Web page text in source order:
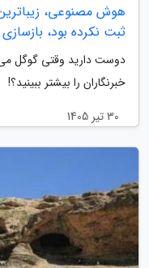
هوش مصنوعی،
ثبت نکرده بود،
دوست دارید وقتی گوگل
خبرنگاران را بیشتر ببینید؟!
30 تیر 1405